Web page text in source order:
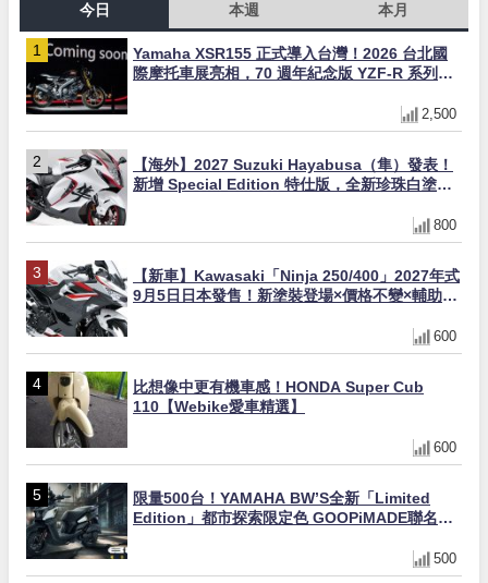
今日 本週 本月
Yamaha XSR155 正式導入台灣！2026 台北國
際摩托車展亮相，70 週年紀念版 YZF-R 系列限
2,500
【海外】2027 Suzuki Hayabusa（隼）發表！
新增 Special Edition 特仕版，全新珍珠白塗裝
800
【新車】Kawasaki「Ninja 250/400」2027年式
9月5日日本發售！新塗裝登場×價格不變×輔助滑
600
比想像中更有機車感！HONDA Super Cub
110【Webike愛車精選】
600
限量500台！YAMAHA BW’S全新「Limited
Edition」都市探索限定色 GOOPiMADE聯名包
500